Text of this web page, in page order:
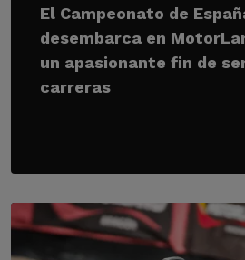
El Campeonato de
desembarca en
un apasionante fin de
carreras